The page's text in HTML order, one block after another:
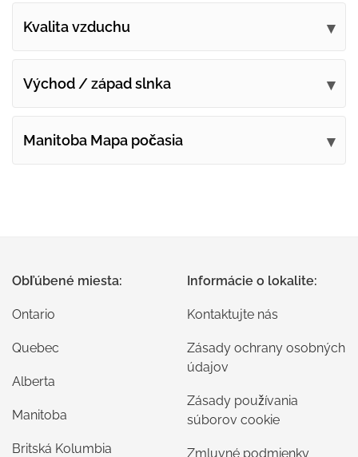
Kvalita vzduchu
Východ / západ slnka
Manitoba Mapa počasia
Obľúbené miesta:
Ontario
Quebec
Alberta
Manitoba
Britská Kolumbia
Informácie o lokalite:
Kontaktujte nás
Zásady ochrany osobných
údajov
Zásady používania
súborov cookie
Zmluvné podmienky